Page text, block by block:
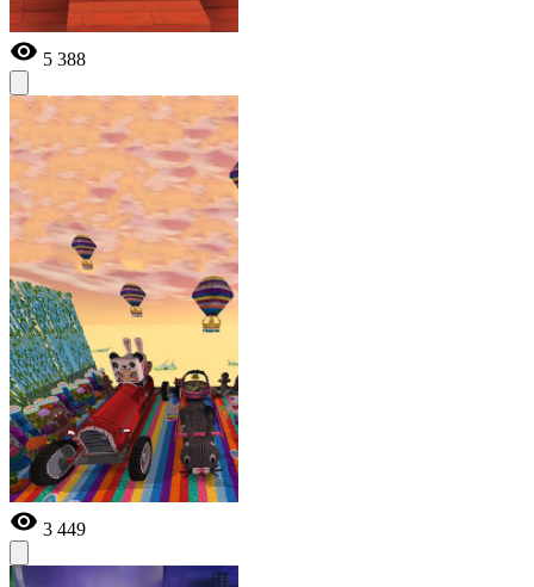
5 388
3 449